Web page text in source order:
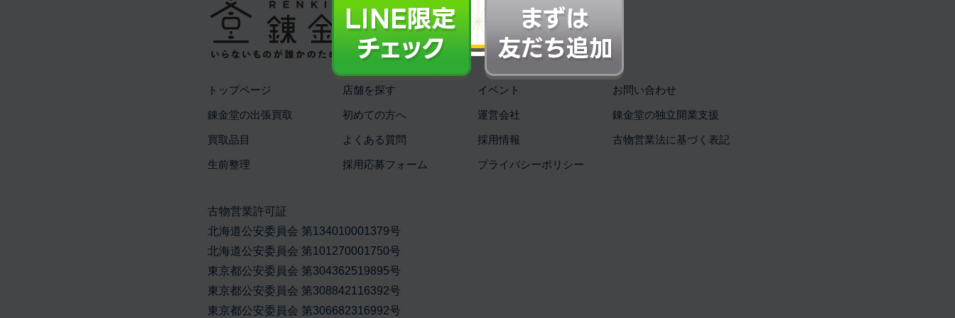
全国展開中の総合リユースショップです。
トップページ
錬金堂の出張買取
買取品目
生前整理
店舗を探す
初めての方へ
よくある質問
採用応募フォーム
イベント
運営会社
採用情報
プライバシーポリシー
お問い合わせ
錬金堂の独立開業支援
古物営業法に基づく表記
古物営業許可証
北海道公安委員会 第134010001379号
北海道公安委員会 第101270001750号
東京都公安委員会 第304362519895号
東京都公安委員会 第308842116392号
東京都公安委員会 第306682316992号